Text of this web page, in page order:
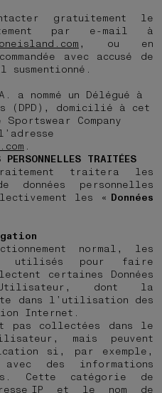
gratuitement le
par e-mail à
, ou en
avec accusé de
susmentionné.
a nommé un Délégué à
(DPD), domicilié à cet
Company
.
TRAITÉES
traitera les
données personnelles
les « Données
normal, les
utilisés pour faire
certaines Données
dont la
dans l’utilisation des
Internet.
pas collectées dans le
mais peuvent
si, par exemple,
des informations
Cette catégorie de
IP et le nom de